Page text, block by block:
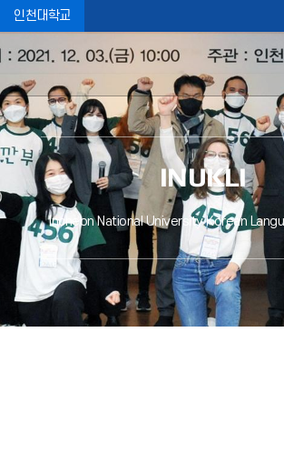
인천대학교
INUKLI
Incheon National University Korean